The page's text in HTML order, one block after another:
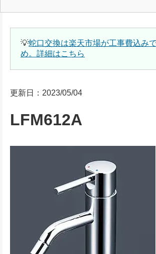
💡蛇口交換は楽天市場が工事費込み
め。詳細はこちら
更新日：2023/05/04
LFM612A